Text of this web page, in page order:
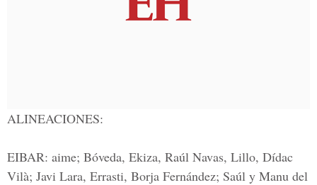
ALINEACIONES:
EIBAR: aime; Bóveda, Ekiza, Raúl Navas, Lillo, Dídac
Vilà; Javi Lara, Errasti, Borja Fernández; Saúl y Manu del